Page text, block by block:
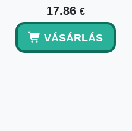
17.86 €
VÁSÁRLÁS